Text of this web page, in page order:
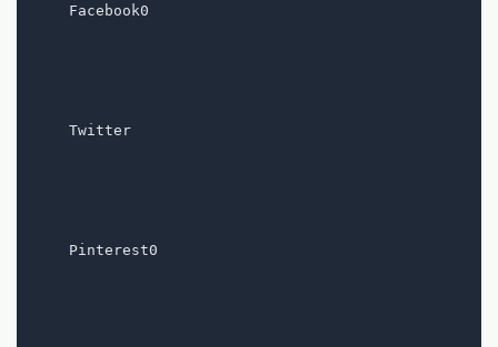
    Facebook0
    Twitter
    Pinterest0